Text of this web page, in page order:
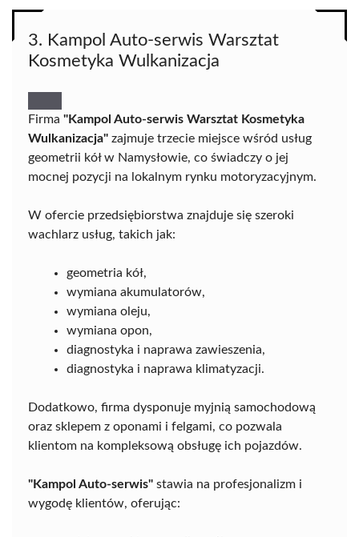
3. Kampol Auto-serwis Warsztat
Kosmetyka Wulkanizacja
Firma "Kampol Auto-serwis Warsztat Kosmetyka
Wulkanizacja" zajmuje trzecie miejsce wśród usług
geometrii kół w Namysłowie, co świadczy o jej
mocnej pozycji na lokalnym rynku motoryzacyjnym.
W ofercie przedsiębiorstwa znajduje się szeroki
wachlarz usług, takich jak:
geometria kół,
wymiana akumulatorów,
wymiana oleju,
wymiana opon,
diagnostyka i naprawa zawieszenia,
diagnostyka i naprawa klimatyzacji.
Dodatkowo, firma dysponuje myjnią samochodową
oraz sklepem z oponami i felgami, co pozwala
klientom na kompleksową obsługę ich pojazdów.
"Kampol Auto-serwis" stawia na profesjonalizm i
wygodę klientów, oferując: